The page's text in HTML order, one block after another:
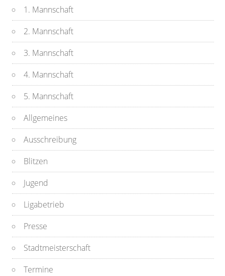
1. Mannschaft
2. Mannschaft
3. Mannschaft
4. Mannschaft
5. Mannschaft
Allgemeines
Ausschreibung
Blitzen
Jugend
Ligabetrieb
Presse
Stadtmeisterschaft
Termine